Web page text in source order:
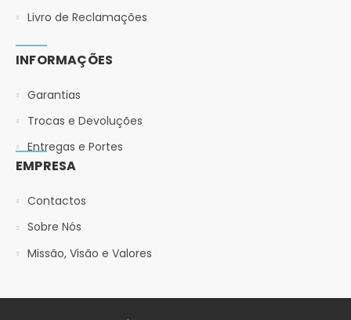
Livro de Reclamações
INFORMAÇÕES
Garantias
Trocas e Devoluções
Entregas e Portes
EMPRESA
Contactos
Sobre Nós
Missão, Visão e Valores